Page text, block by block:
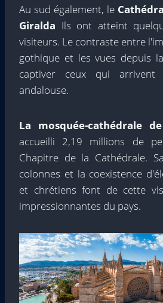
Au sud également, le
Giralda Ils ont atteint
visiteurs. Le contraste entre
gothique et les vues depuis
captiver ceux qui arrivent
andalouse.
La mosquée-cathédrale
accueilli 2,19 millions de
Chapitre de la Cathédrale.
colonnes et la coexistence
et chrétiens font de cette
impressionnantes du pays.